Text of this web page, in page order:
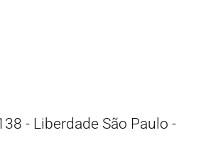
- Liberdade São Paulo -